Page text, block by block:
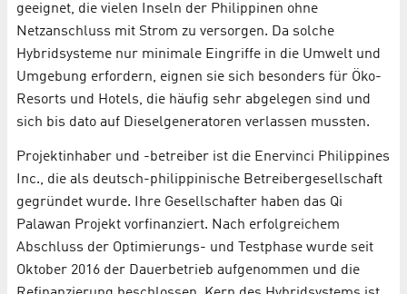
geeignet, die vielen Inseln der Philippinen ohne
Netzanschluss mit Strom zu versorgen. Da solche
Hybridsysteme nur minimale Eingriffe in die Umwelt und
Umgebung erfordern, eignen sie sich besonders für Öko-
Resorts und Hotels, die häufig sehr abgelegen sind und
sich bis dato auf Dieselgeneratoren verlassen mussten.
Projektinhaber und -betreiber ist die Enervinci Philippines
Inc., die als deutsch-philippinische Betreibergesellschaft
gegründet wurde. Ihre Gesellschafter haben das Qi
Palawan Projekt vorfinanziert. Nach erfolgreichem
Abschluss der Optimierungs- und Testphase wurde seit
Oktober 2016 der Dauerbetrieb aufgenommen und die